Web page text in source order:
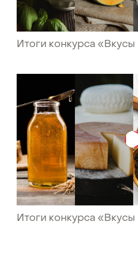
Итоги конкурса
Итоги конкурса